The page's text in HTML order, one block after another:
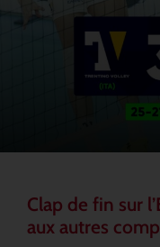
Clap de fin sur
aux autres